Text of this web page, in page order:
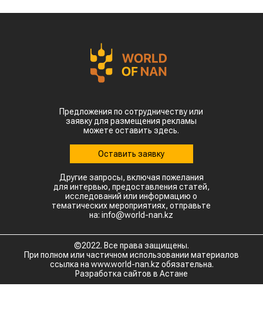
Предложения по сотрудничеству или
заявку для размещения рекламы
можете оставить здесь.
Оставить заявку
Другие запросы, включая пожелания
для интервью, предоставления статей,
исследований или информацию о
тематических мероприятиях, отправьте
на: info@world-nan.kz
©2022. Все права защищены.
При полном или частичном использовании материалов
ссылка на www.world-nan.kz обязательна.
Разработка сайтов в Астане